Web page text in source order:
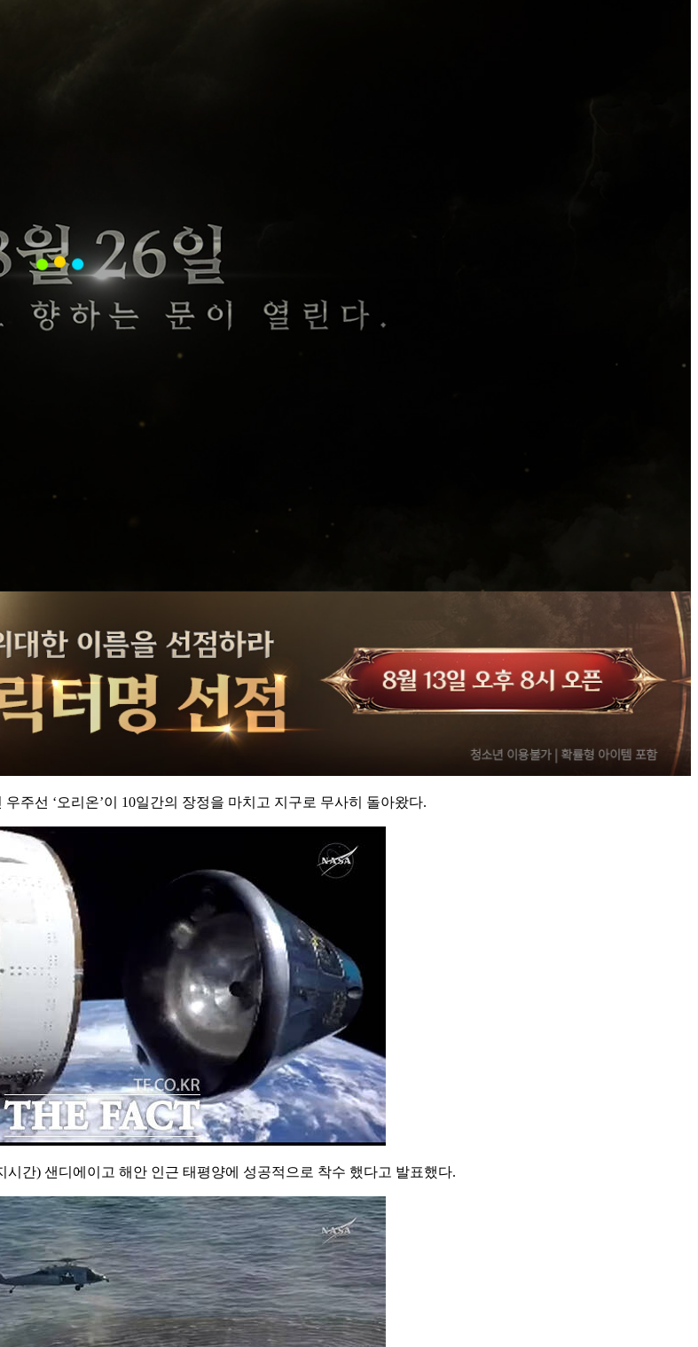
주선 ‘오리온’이 10일간의 장정을 마치고 지구로 무사히 돌아왔다.
간) 샌디에이고 해안 인근 태평양에 성공적으로 착수 했다고 발표했다.